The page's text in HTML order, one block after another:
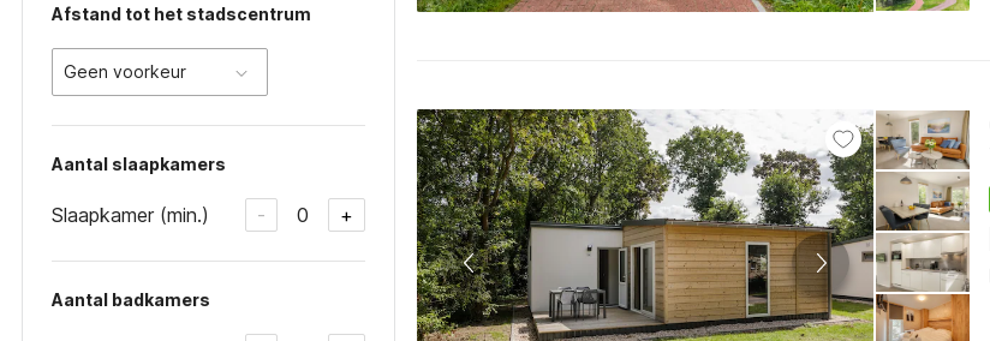
Afstand tot het stadscentrum
Geen voorkeur
Aantal slaapkamers
Slaapkamer (min.) - 0 +
Aantal badkamers